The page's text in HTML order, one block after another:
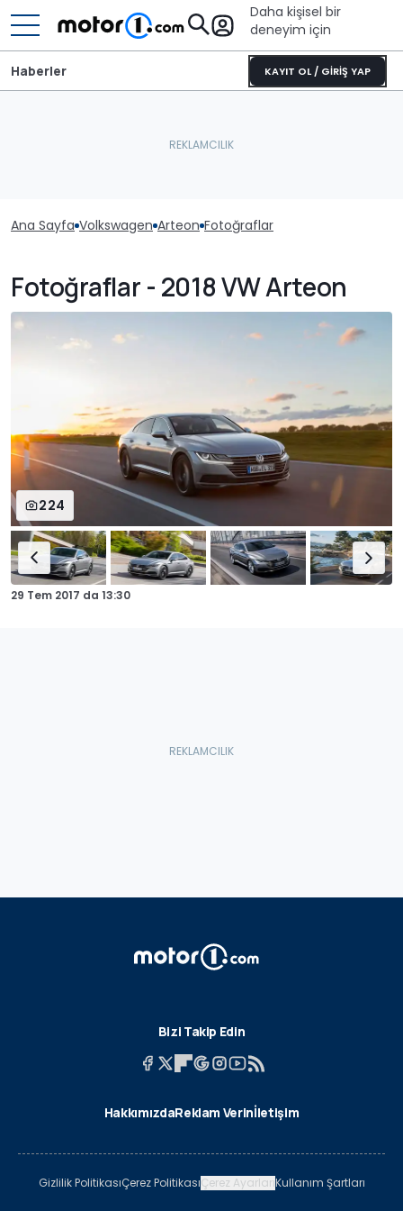
Daha kişisel bir
deneyim için
KAYIT OL / GİRİŞ YAP
Haberler
Ana Sayfa Volkswagen Arteon Fotoğraflar
Fotoğraflar - 2018 VW Arteon
224
29 Tem 2017 da 13:30
Bizi Takip Edin
HakkımızdaReklam Verinİletişim
Gizlilik PolitikasıÇerez PolitikasıÇerez AyarlarıKullanım Şartları